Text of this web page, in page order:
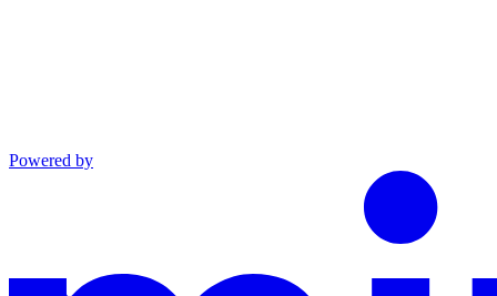
Powered by